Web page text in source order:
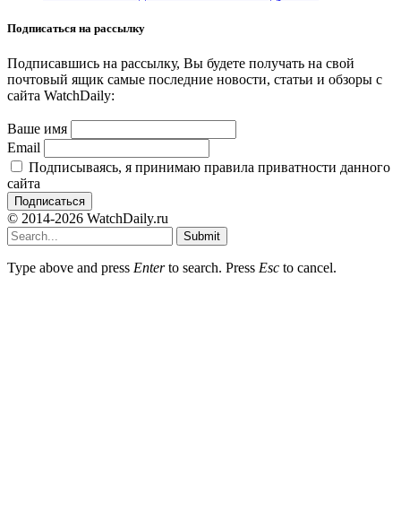
Подписаться на рассылку
Подписавшись на рассылку, Вы будете получать на свой
почтовый ящик самые последние новости, статьи и обзоры с
сайта WatchDaily:
Ваше имя
Email
Подписываясь, я принимаю правила приватности данного
сайта
© 2014-2026 WatchDaily.ru
Submit
Type above and press Enterto search. Press Esc to cancel.